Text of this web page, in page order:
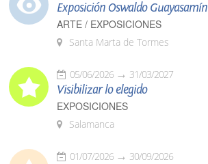
Exposición Oswaldo Guayasamín
ARTE / EXPOSICIONES
Santa Marta de Tormes
05/06/2026 31/03/2027
Visibilizar lo elegido
EXPOSICIONES
Salamanca
01/07/2026 30/09/2026